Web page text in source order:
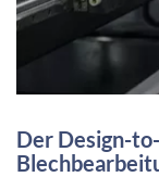
Der Design-